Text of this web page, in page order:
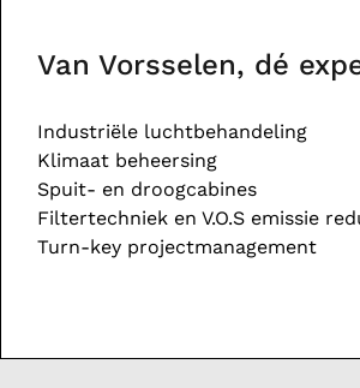
Van Vorsselen, dé
Industriële luchtbehandeling
Klimaat beheersing
Spuit- en droogcabines
Filtertechniek en V.O.S emissie
Turn-key projectmanagement